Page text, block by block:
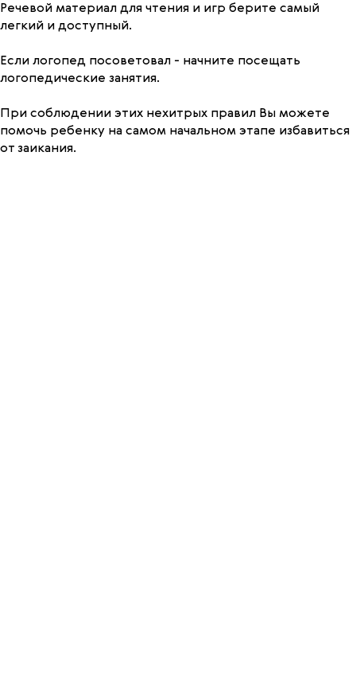
Речевой материал для чтения и игр берите самый
легкий и доступный.
Если логопед посоветовал - начните посещать
логопедические занятия.
При соблюдении этих нехитрых правил Вы можете
помочь ребенку на самом начальном этапе избавиться
от заикания.